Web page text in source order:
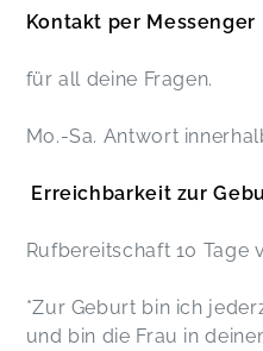
Kontakt per Messenger
für all deine Fragen.
Mo.-Sa. Antwort
Erreichbarkeit zur
Rufbereitschaft 10 Tage
*Zur Geburt bin ich
und bin die Frau in